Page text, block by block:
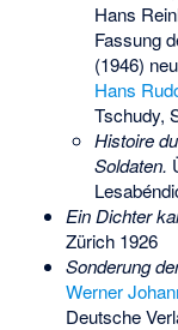
Hans
Fassung
(1946)
Hans
Tschudy,
Histoire
Soldaten.
Ein Dichter
Zürich 1926
Sonderung
Werner
Deutsche